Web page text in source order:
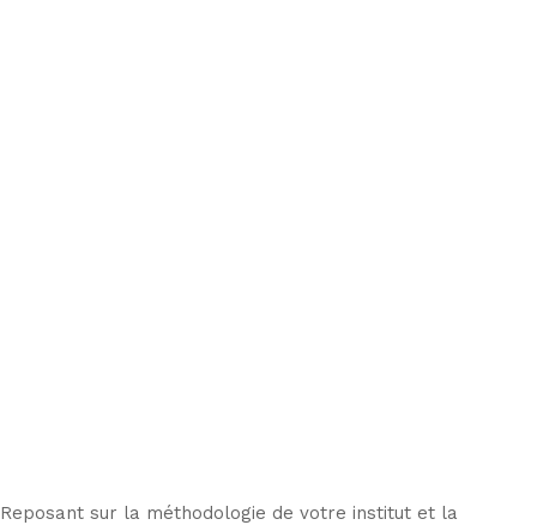
Reposant sur la méthodologie de votre institut et la